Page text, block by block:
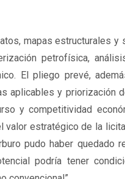
mapas estructurales
petrofísica,
El pliego prevé,
aplicables y priorización
y competitividad
valor estratégico de la
pudo haber quedado
podría tener